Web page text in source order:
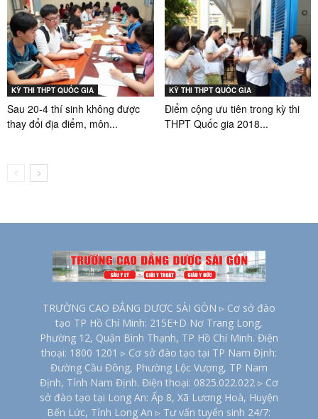
KỲ THI THPT QUỐC GIA
Sau 20-4 thí sinh không được
thay đổi địa điểm, môn...
KỲ THI THPT QUỐC GIA
Điểm cộng ưu tiên trong kỳ thi
THPT Quốc gia 2018...
TRƯỜNG CAO ĐẲNG DƯỢC SÀI GÒN ▹ Cơ sở đào
tạo TP Hồ Chí Minh: 215E+D Nơ Trang Long,
Phường 12, Quận Bình Thạnh, TP Hồ Chí Minh. Điện
thoại: 1800 1201 ▹ Cơ sở đào tạo tại TP Nam Định:
Đường Cầu Đông, Phường Lộc Vượng, TP Nam
Định, Tỉnh Nam Định. Điện thoại: 0825.022.022 ▹ Cơ
sở đào tạo tại Long An: Ấp 8, Xã Lương Hoà, Huyện
Bến Lức, Tỉnh Long An ▹ Tư vấn tuyển sinh 24/7: